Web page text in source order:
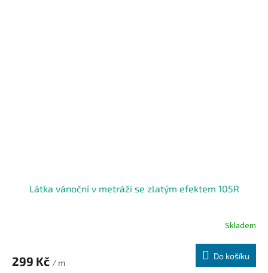
Látka vánoční v metráži se zlatým efektem 105R
Skladem
299 Kč / m
Do košíku